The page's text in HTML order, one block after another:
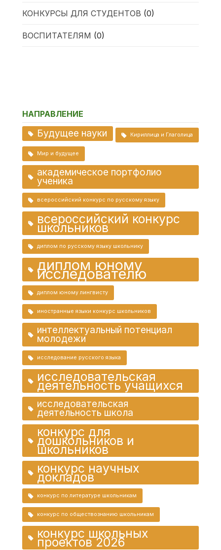
КОНКУРСЫ ДЛЯ СТУДЕНТОВ (0)
ВОСПИТАТЕЛЯМ (0)
НАПРАВЛЕНИЕ
Будущее науки Кириллица и Глаголица
Мир и будущее
академическое портфолио
ученика
всероссийский конкурс по русскому языку
всероссийский конкурс
школьников
диплом по русскому языку школьнику
диплом юному
исследователю
диплом юному лингвисту
иностранные языки конкурс школьников
интеллектуальный потенциал
молодежи
исследование русского языка
исследовательская
деятельность учащихся
исследовательская
деятельность школа
конкурс для
дошкольников и
школьников
конкурс научных
докладов
конкурс по литературе школьникам
конкурс по обществознанию школьникам
конкурс школьных
проектов 2026